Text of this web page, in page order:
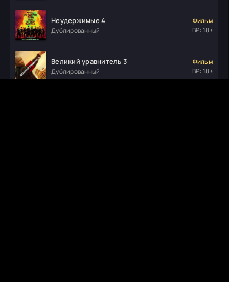
Неудержимые 4
Дублированный
Фильм
ВР: 18+
Великий уравнитель 3
Дублированный
Фильм
ВР: 18+